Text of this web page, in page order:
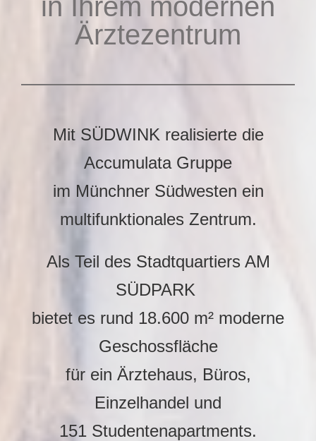
Ärztezentrum
Mit SÜDWINK realisierte die
Accumulata Gruppe
im Münchner Südwesten ein
multifunktionales Zentrum.
Als Teil des Stadtquartiers AM
SÜDPARK
bietet es rund 18.600 m² moderne
Geschossfläche
für ein Ärztehaus, Büros,
Einzelhandel und
151 Studentenapartments.